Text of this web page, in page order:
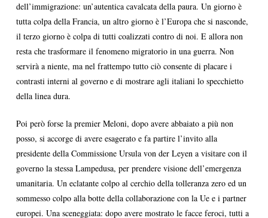
dell’immigrazione: un’autentica cavalcata della paura. Un giorno è
tutta colpa della Francia, un altro giorno è l’Europa che si nasconde,
il terzo giorno è colpa di tutti coalizzati contro di noi. E allora non
resta che trasformare il fenomeno migratorio in una guerra. Non
servirà a niente, ma nel frattempo tutto ciò consente di placare i
contrasti interni al governo e di mostrare agli italiani lo specchietto
della linea dura.
Poi però forse la premier Meloni, dopo avere abbaiato a più non
posso, si accorge di avere esagerato e fa partire l’invito alla
presidente della Commissione Ursula von der Leyen a visitare con il
governo la stessa Lampedusa, per prendere visione dell’emergenza
umanitaria. Un eclatante colpo al cerchio della tolleranza zero ed un
sommesso colpo alla botte della collaborazione con la Ue e i partner
europei. Una sceneggiata: dopo avere mostrato le facce feroci, tutti a